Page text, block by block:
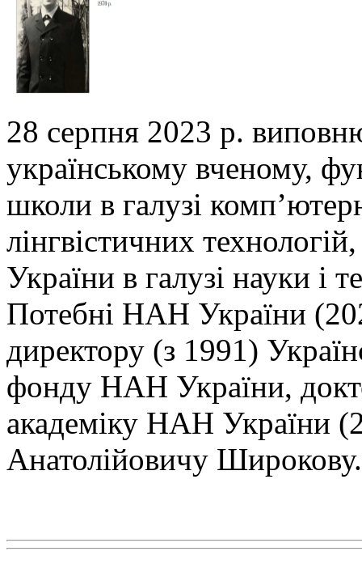
28 серпня 2023 р.
українському вченому,
школи в галузі
лінгвістичних
України в галузі науки і
Потебні НАН України
директору (з 1991)
фонду НАН України,
академіку НАН України
Анатолійовичу Широкову.